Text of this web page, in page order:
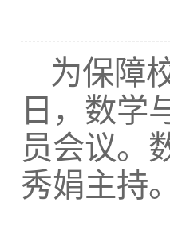
为保障
日，数学
员会议。
秀娟主持。